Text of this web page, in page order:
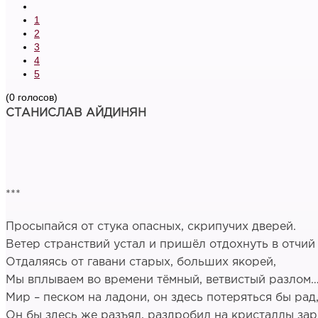
1
2
3
4
5
(0 голосов)
СТАНИСЛАВ АЙДИНЯН
***
Просыпайся от стука опасных, скрипучих дверей.
Ветер странствий устал и пришёл отдохнуть в
Отдаляясь от гавани старых, больших якорей,
Мы вплываем во времени тёмный, ветвистый
Мир – песком на ладони, он здесь потеряться бы рад,
Он бы здесь же разъял, раздробил на кристаллы